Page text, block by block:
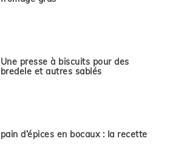
Une presse à biscuits pour des
bredele et autres sablés
pain d’épices en bocaux : la recette